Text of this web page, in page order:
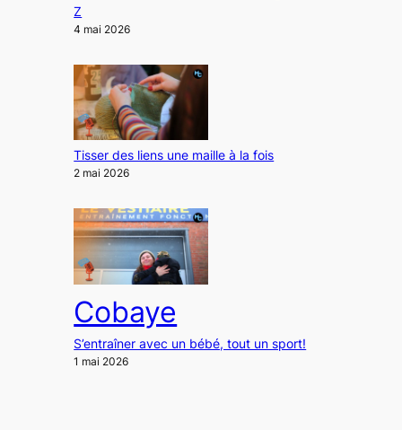
Z
4 mai 2026
Tisser des liens une maille à la fois
2 mai 2026
Cobaye
S’entraîner avec un bébé, tout un sport!
1 mai 2026